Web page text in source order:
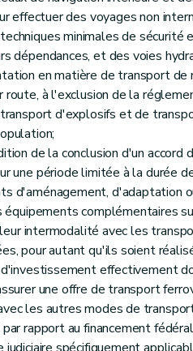
effectuer des voyages non
minimales de
dépendances, et des voies
en matière de transport
route, à l'exclusion de la
d'explosifs et de
de la conclusion d'un
une période limitée à la durée
d'aménagement, d'adaptation
équipements complémentaires
intermodalité avec les
pour autant qu'ils soient
effectivement
une offre de transport
les autres modes de
rapport au financement